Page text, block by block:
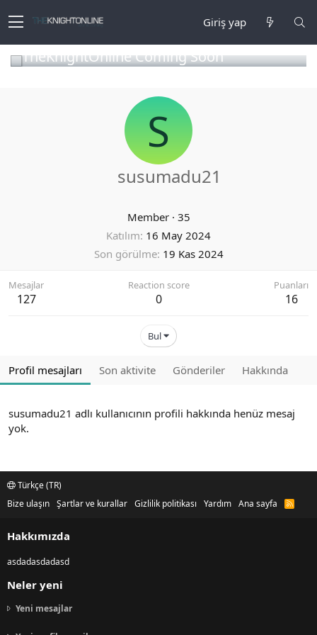
Giriş yap
TheKnightOnline Coming Soon
S
susumadu21
Member · 35
Katılım 16 May 2024
Son görülme 19 Kas 2024
Mesajlar
127
Reaction score
0
Puanları
16
Bul
Profil mesajları Son aktivite Gönderiler Hakkında
susumadu21 adlı kullanıcının profili hakkında henüz mesaj
yok.
Türkçe (TR)
Bize ulaşın Şartlar ve kurallar Gizlilik politikası Yardım Ana sayfa
R
Hakkımızda
asdadasdadasd
Neler yeni
Yeni mesajlar